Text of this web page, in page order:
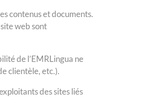
contenus et documents.
web sont
de l’EMRLingua ne
clientèle, etc.).
des sites liés